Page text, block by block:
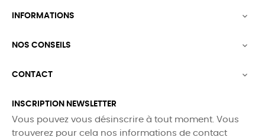
INFORMATIONS 
NOS CONSEILS 
CONTACT 
INSCRIPTION NEWSLETTER
Vous pouvez vous désinscrire à tout moment. Vous
trouverez pour cela nos informations de contact